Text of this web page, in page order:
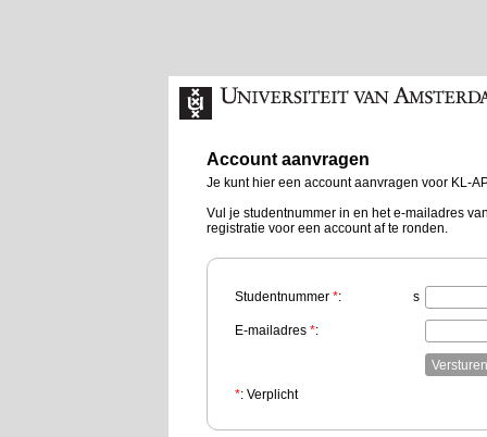
Account aanvragen
Je kunt hier een account aanvragen voor KL-
Vul je studentnummer in en het e-mailadres
registratie voor een account af te ronden.
Studentnummer *: s
E-mailadres *:
*: Verplicht